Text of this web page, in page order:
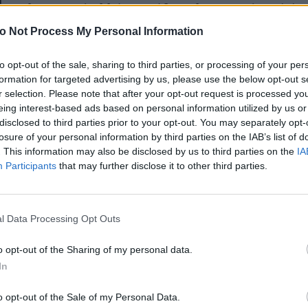
Not Process My Personal Information
opt-out of the sale, sharing to third parties, or processing of your
for targeted advertising by us, please use the below opt-out
selection. Please note that after your opt-out request is processed
interest-based ads based on personal information utilized by us
to third parties prior to your opt-out. You may separately
of your personal information by third parties on the IAB’s list of
This information may also be disclosed by us to third parties on the
Participants that may further disclose it to other third parties.
Data Processing Opt Outs
opt-out of the Sharing of my personal data.
opt-out of the Sale of my Personal Data.
καλοκαιριού αλλά και κάθε καλοκαιριού, από ότι
φαίνεται δεν είναι μόνο το δικό μας αγαπημένο
φόρεσε πριν από λίγες μέρες ένα ψηλόμεσο,
με ένα λευκό, oversized πουκάμισο και μία ζώνη-
της, ξαπλώνοντας παιχνιδιάρικα στη ροζ
στο showroom των Allover.
cool εμφάνιση της 33χρονης star
καλύτερές της το τελευταίο διάστημα και γι΄αυτό
ποιο brand κρύβεται πίσω από το κεντρικό
της, του jean shorts. Είναι σχέδιο του ελληνικού
γραμμή του το κάνει ιδανικό και για πρωινές,
εμφανίσεις, με ένα T-shirt και πουκάμισο
αλλά και με ένα lingerie ή cropped top στη
Point of View
ΑΠΟΣΤΟΛΟΠΟΥΛΟΥ
καλοκαιρινή
σαλάτα με
A STORY BY KORI
ΔΑΦΝΗ ΚΑΡΑΒΟΚΥΡΗ
Nτίνα Νικολάου: «Όταν
έπαθα την πρώτη κρίση